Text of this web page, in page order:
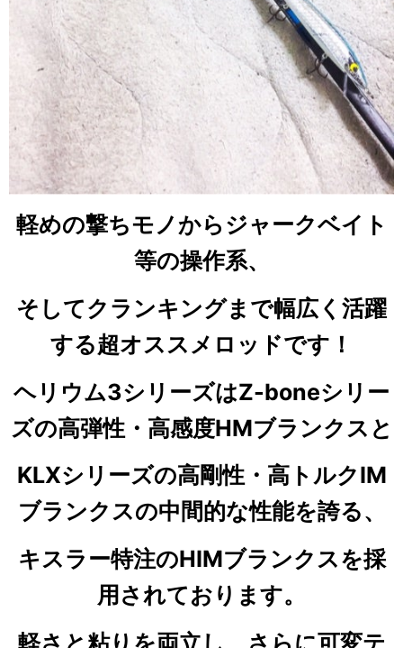
軽めの撃ちモノからジャークベイト
等の操作系、
そしてクランキングまで幅広く活躍
する超オススメロッドです！
ヘリウム3シリーズはZ-boneシリー
ズの高弾性・高感度HMブランクスと
KLXシリーズの高剛性・高トルクIM
ブランクスの中間的な性能を誇る、
キスラー特注のHIMブランクスを採
用されております。
軽さと粘りを両立し、さらに可変テ